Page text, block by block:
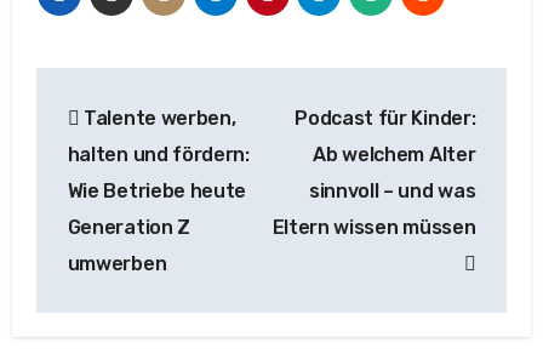
Talente werben,
halten und fördern:
Wie Betriebe heute
Generation Z
umwerben
Podcast für Kinder:
Ab welchem Alter
sinnvoll – und was
Eltern wissen müssen